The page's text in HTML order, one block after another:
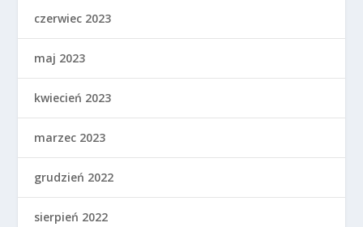
czerwiec 2023
maj 2023
kwiecień 2023
marzec 2023
grudzień 2022
sierpień 2022